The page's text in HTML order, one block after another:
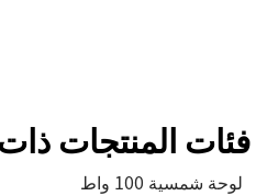
فئات المنتجات
لوحة شمسية 100 واط